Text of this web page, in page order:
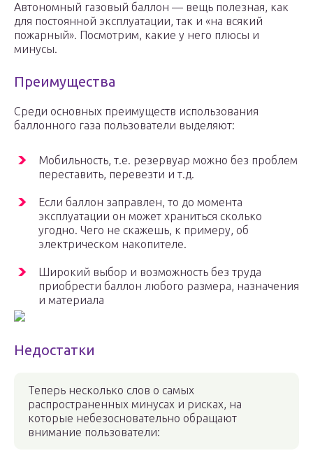
Автономный газовый баллон — вещь полезная, как
для постоянной эксплуатации, так и «на всякий
пожарный». Посмотрим, какие у него плюсы и
минусы.
Преимущества
Среди основных преимуществ использования
баллонного газа пользователи выделяют:
Мобильность, т.е. резервуар можно без проблем
переставить, перевезти и т.д.
Если баллон заправлен, то до момента
эксплуатации он может храниться сколько
угодно. Чего не скажешь, к примеру, об
электрическом накопителе.
Широкий выбор и возможность без труда
приобрести баллон любого размера, назначения
и материала
Недостатки
Теперь несколько слов о самых
распространенных минусах и рисках, на
которые небезосновательно обращают
внимание пользователи: